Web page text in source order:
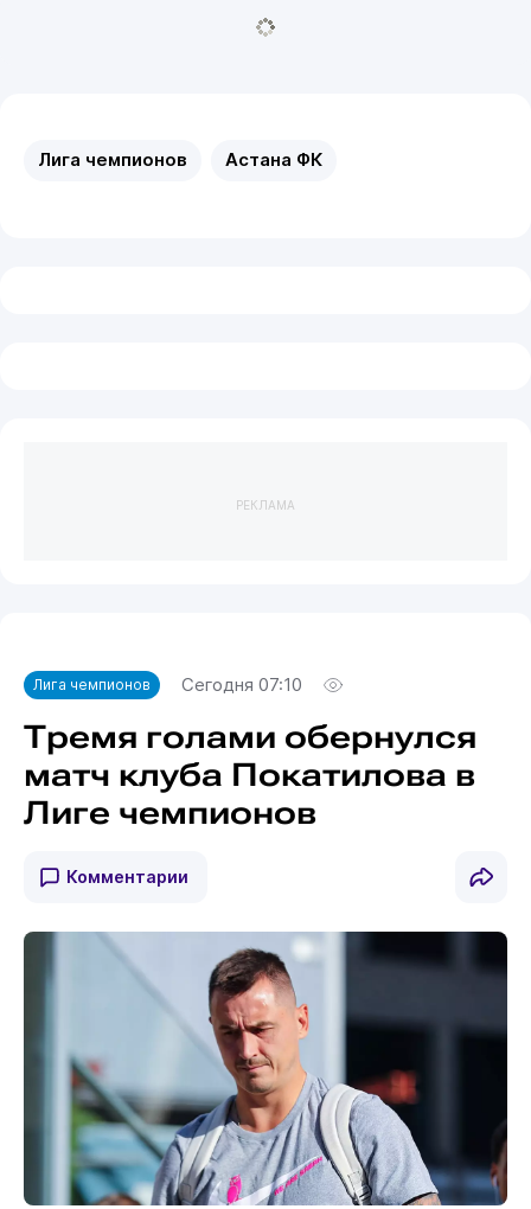
Лига чемпионов Астана ФК
РЕКЛАМА
Лига чемпионов Сегодня 07:10
Тремя голами обернулся
матч клуба Покатилова в
Лиге чемпионов
Комментарии